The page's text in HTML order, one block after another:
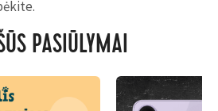
PASIŪLYMAI